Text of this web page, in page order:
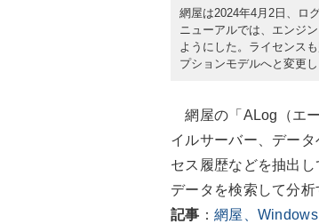
網屋は2024年4月2日、ロ
ニューアルでは、エンジ
ようにした。ライセンス
プションモデルへと変更
網屋の「ALog（エ
イルサーバー、デー
セス履歴などを抽出
データを検索して分
記事 ： 網屋、